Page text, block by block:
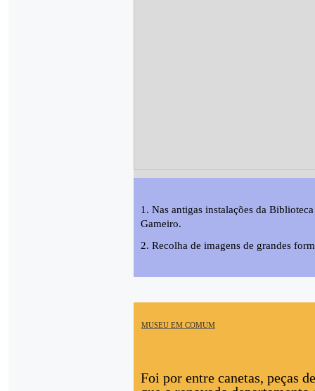
1. Nas antigas instalações da
Gameiro.
2. Recolha de imagens de grandes
MUSEU EM COMUM
Foi por entre canetas, peças